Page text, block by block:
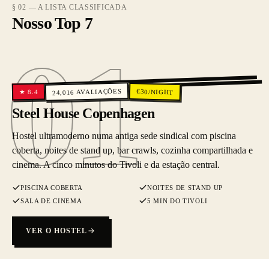
§ 02 — A LISTA CLASSIFICADA
Nosso Top 7
01
01
★8.4 24,016 AVALIAÇÕES €30/NIGHT
Steel House Copenhagen
Hostel ultramoderno numa antiga sede sindical com piscina
coberta, noites de stand up, bar crawls, cozinha compartilhada e
cinema. A cinco minutos do Tivoli e da estação central.
PISCINA COBERTA
NOITES DE STAND UP
SALA DE CINEMA
5 MIN DO TIVOLI
VER O HOSTEL